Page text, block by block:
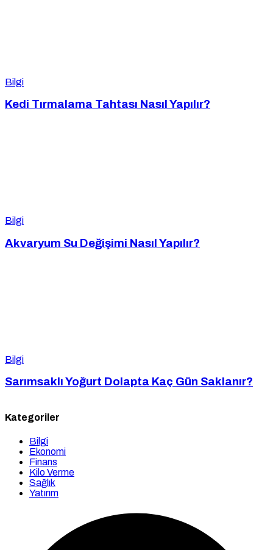
Bilgi
Kedi Tırmalama Tahtası Nasıl Yapılır?
Bilgi
Akvaryum Su Değişimi Nasıl Yapılır?
Bilgi
Sarımsaklı Yoğurt Dolapta Kaç Gün Saklanır?
Kategoriler
Bilgi
Ekonomi
Finans
Kilo Verme
Sağlık
Yatırım